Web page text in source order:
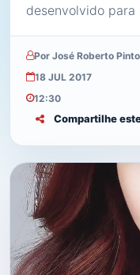
desenvolvido para
Por José Roberto Pinto
18 JUL 2017
12:30
Compartilhe